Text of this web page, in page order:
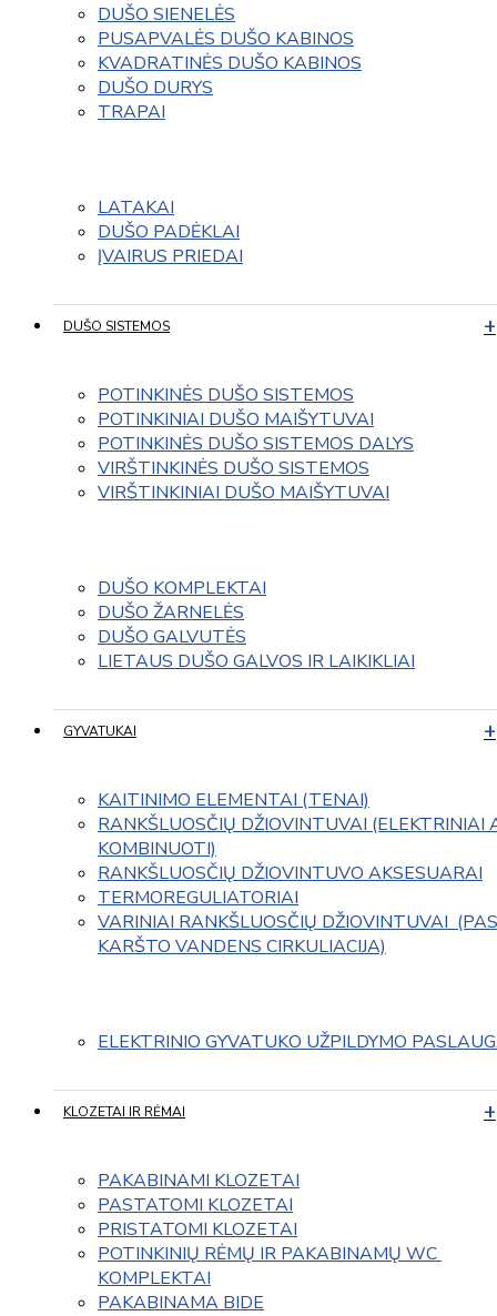
DUŠO SIENELĖS
PUSAPVALĖS DUŠO KABINOS
KVADRATINĖS DUŠO KABINOS
DUŠO DURYS
TRAPAI
LATAKAI
DUŠO PADĖKLAI
ĮVAIRUS PRIEDAI
DUŠO SISTEMOS
POTINKINĖS DUŠO SISTEMOS
POTINKINIAI DUŠO MAIŠYTUVAI
POTINKINĖS DUŠO SISTEMOS DALYS
VIRŠTINKINĖS DUŠO SISTEMOS
VIRŠTINKINIAI DUŠO MAIŠYTUVAI
DUŠO KOMPLEKTAI
DUŠO ŽARNELĖS
DUŠO GALVUTĖS
LIETAUS DUŠO GALVOS IR LAIKIKLIAI
GYVATUKAI
KAITINIMO ELEMENTAI (TENAI)
RANKŠLUOSČIŲ DŽIOVINTUVAI (ELEKTRINIAI
KOMBINUOTI)
RANKŠLUOSČIŲ DŽIOVINTUVO AKSESUARAI
TERMOREGULIATORIAI
VARINIAI RANKŠLUOSČIŲ DŽIOVINTUVAI
KARŠTO VANDENS CIRKULIACIJA)
ELEKTRINIO GYVATUKO UŽPILDYMO
KLOZETAI IR RĖMAI
PAKABINAMI KLOZETAI
PASTATOMI KLOZETAI
PRISTATOMI KLOZETAI
POTINKINIŲ RĖMŲ IR PAKABINAMŲ WC
KOMPLEKTAI
PAKABINAMA BIDE